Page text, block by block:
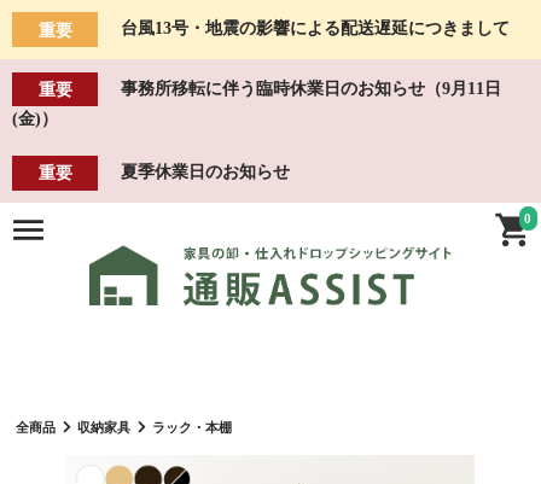
重要 台風13号・地震の影響による配送遅延につきまして
重要
事務所移転に伴う臨時休業日のお知らせ（9月11日
(金)）
重要 夏季休業日のお知らせ
0
全商品 収納家具 ラック・本棚